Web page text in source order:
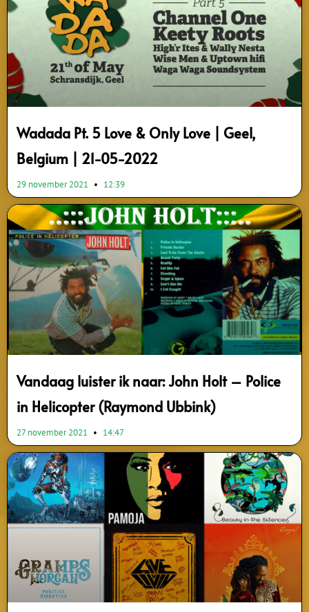
Wadada Pt. 5 Love & Only Love | Geel,
Belgium | 21-05-2022
29 november 2021 12:39
Vandaag luister ik naar: John Holt – Police
in Helicopter (Raymond Ubbink)
27 november 2021 14:47